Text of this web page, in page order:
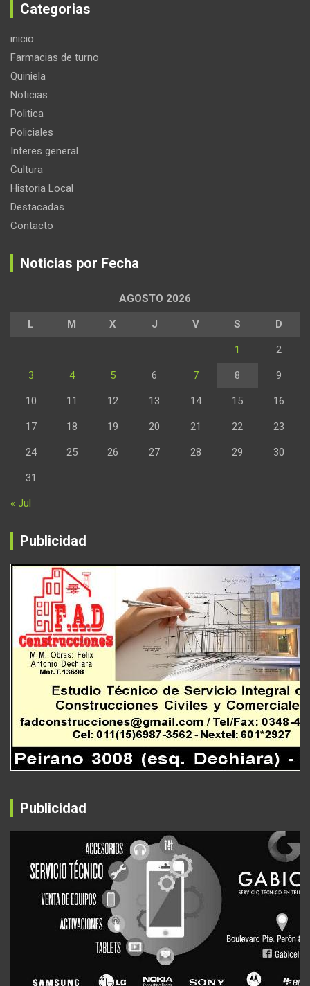
Categorias
inicio
Farmacias de turno
Quiniela
Noticias
Politica
Policiales
Interes general
Cultura
Historia Local
Destacadas
Contacto
Noticias por Fecha
AGOSTO 2026
L M X J V S D
1 2
3 4 5 6 7 8 9
10 11 12 13 14 15 16
17 18 19 20 21 22 23
24 25 26 27 28 29 30
31
« Jul
Publicidad
Publicidad